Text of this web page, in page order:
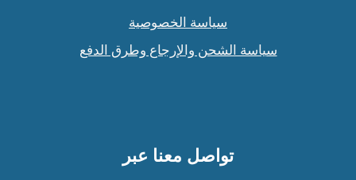
سياسة الخصوصية
سياسة الشحن والإرجاع وطرق الدفع
تواصل معنا عبر